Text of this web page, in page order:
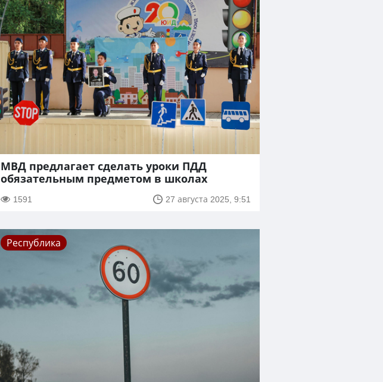
МВД предлагает сделать уроки ПДД
обязательным предметом в школах
1591 27 августа 2025, 9:51
Республика